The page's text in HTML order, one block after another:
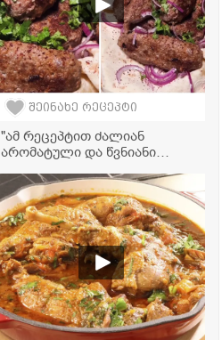
შეინახე რეცეპტი
"ამ რეცეპტით ძალიან
არომატული და წვნიანი
აუცილებლად ჩაინიშნეთ!" -
მკითხველის ვიდეორეცეპტი